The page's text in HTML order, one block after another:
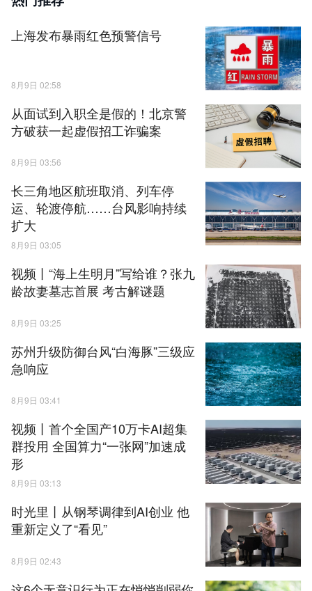
上海发布暴雨红色预警信号
8月9日 02:58
从面试到入职全是假的！北京警
方破获一起虚假招工诈骗案
8月9日 03:56
长三角地区航班取消、列车停
运、轮渡停航……台风影响持续
扩大
8月9日 03:05
视频丨“海上生明月”写给谁？张九
龄故妻墓志首展 考古解谜题
8月9日 03:25
苏州升级防御台风“白海豚”三级应
急响应
8月9日 03:41
视频丨首个全国产10万卡AI超集
群投用 全国算力“一张网”加速成
形
8月9日 03:13
时光里丨从钢琴调律到AI创业 他
重新定义了“看见”
8月9日 02:43